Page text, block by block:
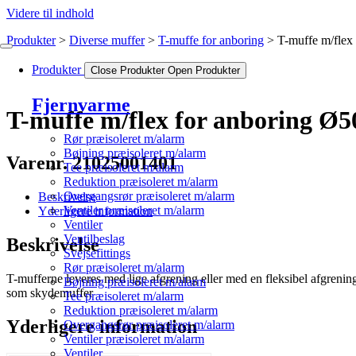
Videre til indhold
Produkter Close Produkter Open Produkter
Fjernvarme
Rør præisoleret m/alarm
Bøjning præisoleret m/alarm
Tee præisoleret m/alarm
Reduktion præisoleret m/alarm
Overgangsrør præisoleret m/alarm
Ventiler præisoleret m/alarm
Ventiler
Ventilbeslag
Svejsefittings
Rør præisoleret m/alarm
Bøjning præisoleret m/alarm
Tee præisoleret m/alarm
Reduktion præisoleret m/alarm
Overgangsrør præisoleret m/alarm
Ventiler præisoleret m/alarm
Ventiler
Produkter Diverse muffer T-muffe for anboring T-muffe m/
T-muffe m/flex for anboring
Varenr. 21025001401
Beskrivelse
Yderligere information
Beskrivelse
T-mufferne leveres med lige afgrening eller med en fleksibel
som skydemuffer
Yderligere information